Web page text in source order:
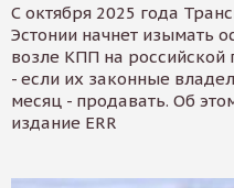
С октября 2025 года
Эстонии начнет изымать
возле КПП на российской
- если их законные
месяц - продавать. Об
издание ERR